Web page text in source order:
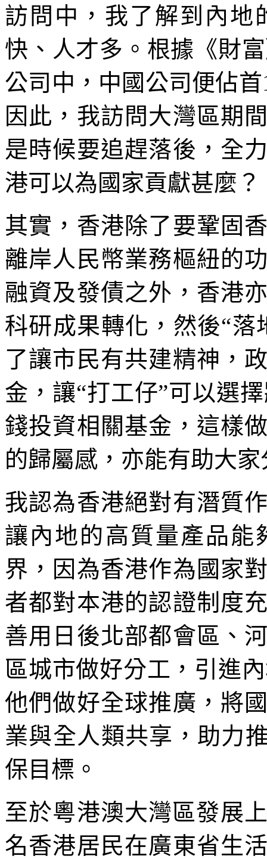
訪問中，我了解到內地
快、人才多。根據《財
公司中，中國公司便佔
因此，我訪問大灣區期
是時候要追趕落後，全
港可以為國家貢獻甚麼？
其實，香港除了要鞏固
離岸人民幣業務樞紐的
融資及發債之外，香港
科研成果轉化，然後“
了讓市民有共建精神，
金，讓“打工仔”可以選
錢投資相關基金，這樣
的歸屬感，亦能有助大
我認為香港絕對有潛質
讓內地的高質量產品能
界，因為香港作為國家
者都對本港的認證制度
善用日後北部都會區、
區城市做好分工，引進
他們做好全球推廣，將
業與全人類共享，助力
保目標。
至於粵港澳大灣區發展
名香港居民在廣東省生